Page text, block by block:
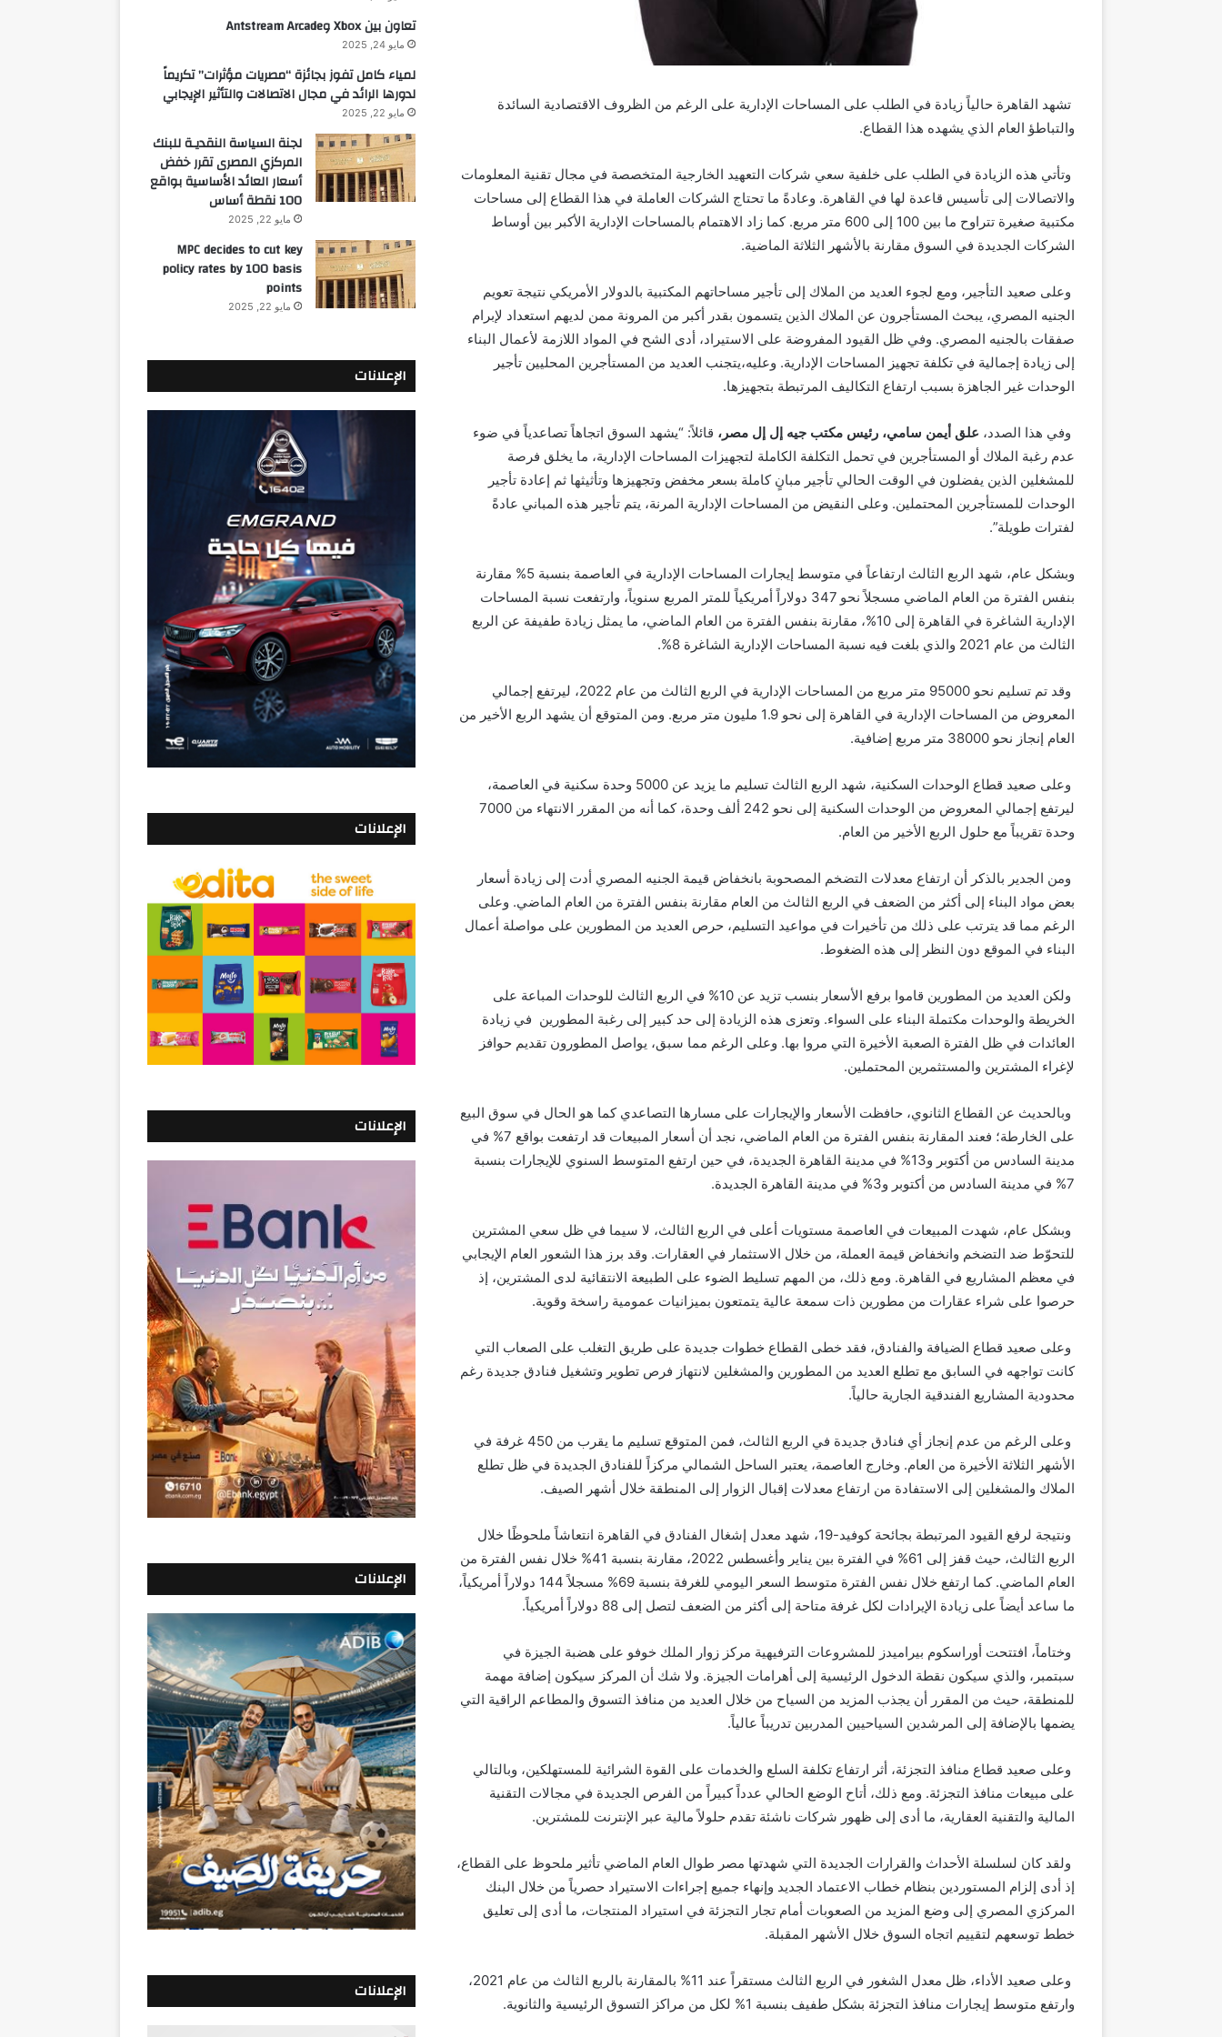
تشهد القاهرة حالياً زيادة في الطلب على المساحات الإدارية على الرغم من الظروف الاقتصادية السائدة
والتباطؤ العام الذي يشهده هذا القطاع.
وتأتي هذه الزيادة في الطلب على خلفية سعي شركات التعهيد الخارجية المتخصصة في مجال تقنية المعلومات
والاتصالات إلى تأسيس قاعدة لها في القاهرة. وعادةً ما تحتاج الشركات العاملة في هذا القطاع إلى مساحات
مكتبية صغيرة تتراوح ما بين 100 إلى 600 متر مربع. كما زاد الاهتمام بالمساحات الإدارية الأكبر بين أوساط
الشركات الجديدة في السوق مقارنة بالأشهر الثلاثة الماضية.
وعلى صعيد التأجير، ومع لجوء العديد من الملاك إلى تأجير مساحاتهم المكتبية بالدولار الأمريكي نتيجة تعويم
الجنيه المصري، يبحث المستأجرون عن الملاك الذين يتسمون بقدر أكبر من المرونة ممن لديهم استعداد لإبرام
صفقات بالجنيه المصري. وفي ظل القيود المفروضة على الاستيراد، أدى الشح في المواد اللازمة لأعمال البناء
إلى زيادة إجمالية في تكلفة تجهيز المساحات الإدارية. وعليه،يتجنب العديد من المستأجرين المحليين تأجير
الوحدات غير الجاهزة بسبب ارتفاع التكاليف المرتبطة بتجهيزها.
وفي هذا الصدد، علق أيمن سامي، رئيس مكتب جيه إل إل مصر، قائلاً: “يشهد السوق اتجاهاً تصاعدياً في ضوء
عدم رغبة الملاك أو المستأجرين في تحمل التكلفة الكاملة لتجهيزات المساحات الإدارية، ما يخلق فرصة
للمشغلين الذين يفضلون في الوقت الحالي تأجير مبانٍ كاملة بسعر مخفض وتجهيزها وتأثيثها ثم إعادة تأجير
الوحدات للمستأجرين المحتملين. وعلى النقيض من المساحات الإدارية المرنة، يتم تأجير هذه المباني عادةً
لفترات طويلة”.
وبشكل عام، شهد الربع الثالث ارتفاعاً في متوسط إيجارات المساحات الإدارية في العاصمة بنسبة 5% مقارنة
بنفس الفترة من العام الماضي مسجلاً نحو 347 دولاراً أمريكياً للمتر المربع سنوياً، وارتفعت نسبة المساحات
الإدارية الشاغرة في القاهرة إلى 10%، مقارنة بنفس الفترة من العام الماضي، ما يمثل زيادة طفيفة عن الربع
الثالث من عام 2021 والذي بلغت فيه نسبة المساحات الإدارية الشاغرة 8%.
وقد تم تسليم نحو 95000 متر مربع من المساحات الإدارية في الربع الثالث من عام 2022، ليرتفع إجمالي
المعروض من المساحات الإدارية في القاهرة إلى نحو 1.9 مليون متر مربع. ومن المتوقع أن يشهد الربع الأخير من
العام إنجاز نحو 38000 متر مربع إضافية.
وعلى صعيد قطاع الوحدات السكنية، شهد الربع الثالث تسليم ما يزيد عن 5000 وحدة سكنية في العاصمة،
ليرتفع إجمالي المعروض من الوحدات السكنية إلى نحو 242 ألف وحدة، كما أنه من المقرر الانتهاء من 7000
وحدة تقريباً مع حلول الربع الأخير من العام.
ومن الجدير بالذكر أن ارتفاع معدلات التضخم المصحوبة بانخفاض قيمة الجنيه المصري أدت إلى زيادة أسعار
بعض مواد البناء إلى أكثر من الضعف في الربع الثالث من العام مقارنة بنفس الفترة من العام الماضي. وعلى
الرغم مما قد يترتب على ذلك من تأخيرات في مواعيد التسليم، حرص العديد من المطورين على مواصلة أعمال
البناء في الموقع دون النظر إلى هذه الضغوط.
ولكن العديد من المطورين قاموا برفع الأسعار بنسب تزيد عن 10% في الربع الثالث للوحدات المباعة على
الخريطة والوحدات مكتملة البناء على السواء. وتعزى هذه الزيادة إلى حد كبير إلى رغبة المطورين في زيادة
العائدات في ظل الفترة الصعبة الأخيرة التي مروا بها. وعلى الرغم مما سبق، يواصل المطورون تقديم حوافز
لإغراء المشترين والمستثمرين المحتملين.
وبالحديث عن القطاع الثانوي، حافظت الأسعار والإيجارات على مسارها التصاعدي كما هو الحال في سوق البيع
على الخارطة؛
فعند المقارنة بنفس الفترة من العام الماضي، نجد أن أسعار المبيعات قد ارتفعت بواقع 7% في
مدينة السادس من أكتوبر و13% في مدينة القاهرة الجديدة، في حين ارتفع المتوسط السنوي للإيجارات بنسبة
7% في مدينة السادس من أكتوبر و3% في مدينة القاهرة الجديدة.
وبشكل عام، شهدت المبيعات في العاصمة مستويات أعلى في الربع الثالث، لا سيما في ظل سعي المشترين
للتحوّط ضد التضخم وانخفاض قيمة العملة، من خلال الاستثمار في العقارات. وقد برز هذا الشعور العام الإيجابي
في معظم المشاريع في القاهرة. ومع ذلك، من المهم تسليط الضوء على الطبيعة الانتقائية لدى المشترين، إذ
حرصوا على شراء عقارات من مطورين ذات سمعة عالية يتمتعون بميزانيات عمومية راسخة وقوية.
وعلى صعيد قطاع الضيافة والفنادق، فقد خطى القطاع خطوات جديدة على طريق التغلب على الصعاب التي
كانت تواجهه في السابق مع تطلع العديد من المطورين والمشغلين لانتهاز فرص تطوير وتشغيل فنادق جديدة رغم
محدودية المشاريع الفندقية الجارية حالياً.
وعلى الرغم من عدم إنجاز أي فنادق جديدة في الربع الثالث، فمن المتوقع تسليم ما يقرب من 450 غرفة في
الأشهر الثلاثة الأخيرة من العام. وخارج العاصمة، يعتبر الساحل الشمالي مركزاً للفنادق الجديدة في ظل تطلع
الملاك والمشغلين إلى الاستفادة من ارتفاع معدلات إقبال الزوار إلى المنطقة خلال أشهر الصيف.
ونتيجة لرفع القيود المرتبطة بجائحة كوفيد-19، شهد معدل إشغال الفنادق في القاهرة انتعاشاً ملحوظًا خلال
الربع الثالث، حيث قفز إلى 61% في الفترة بين يناير وأغسطس 2022، مقارنة بنسبة 41% خلال نفس الفترة من
العام الماضي. كما ارتفع خلال نفس الفترة متوسط السعر اليومي للغرفة بنسبة 69% مسجلاً 144 دولاراً أمريكياً،
ما ساعد أيضاً على زيادة الإيرادات لكل غرفة متاحة إلى أكثر من الضعف لتصل إلى 88 دولاراً أمريكياً.
وختاماً، افتتحت أوراسكوم بيراميدز للمشروعات الترفيهية مركز زوار الملك خوفو على هضبة الجيزة في
سبتمبر، والذي سيكون نقطة الدخول الرئيسية إلى أهرامات الجيزة. ولا شك أن المركز سيكون إضافة مهمة
للمنطقة، حيث من المقرر أن يجذب المزيد من السياح من خلال العديد من منافذ التسوق والمطاعم الراقية التي
يضمها بالإضافة إلى المرشدين السياحيين المدربين تدريباً عالياً.
وعلى صعيد قطاع منافذ التجزئة، أثر ارتفاع تكلفة السلع والخدمات على القوة الشرائية للمستهلكين، وبالتالي
على مبيعات منافذ التجزئة. ومع ذلك، أتاح الوضع الحالي عدداً كبيراً من الفرص الجديدة في مجالات التقنية
المالية والتقنية العقارية، ما أدى إلى ظهور شركات ناشئة تقدم حلولاً مالية عبر الإنترنت للمشترين.
ولقد كان لسلسلة الأحداث والقرارات الجديدة التي شهدتها مصر طوال العام الماضي تأثير ملحوظ على القطاع،
إذ أدى إلزام المستوردين بنظام خطاب الاعتماد الجديد وإنهاء جميع إجراءات الاستيراد حصرياً من خلال البنك
المركزي المصري إلى وضع المزيد من الصعوبات أمام تجار التجزئة في استيراد المنتجات، ما أدى إلى تعليق
خطط توسعهم لتقييم اتجاه السوق خلال الأشهر المقبلة.
وعلى صعيد الأداء، ظل معدل الشغور في الربع الثالث مستقراً عند 11% بالمقارنة بالربع الثالث من عام 2021،
وارتفع متوسط إيجارات منافذ التجزئة بشكل طفيف بنسبة 1% لكل من مراكز التسوق الرئيسية والثانوية.
تعاون بين Xbox وAntstream Arcade
مايو 24, 2025
لمياء كامل تفوز بجائزة “مصريات مؤثرات” تكريماً
لدورها الرائد في مجال الاتصالات والتأثير الإيجابي
مايو 22, 2025
لجنة السياسة النقديـة للبنك
المركزي المصرى تقرر خفض
أسعار العائد الأساسية بواقع
100 نقطة أساس
مايو 22, 2025
MPC decides to cut key
policy rates by 100 basis
points
مايو 22, 2025
الإعلانات
الإعلانات
الإعلانات
الإعلانات
الإعلانات